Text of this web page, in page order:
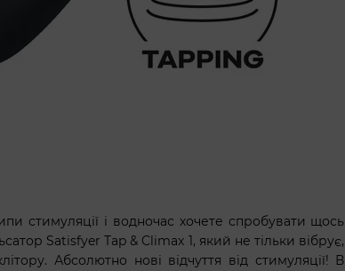
стимуляції і водночас хочете спробувати щось
Satisfyer Tap & Climax 1, який не тільки вібрує,
Абсолютно нові відчуття від стимуляції! В